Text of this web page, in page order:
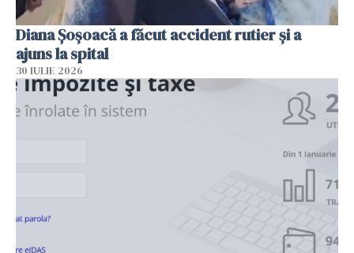
Diana Șoșoacă a făcut accident rutier și a
ajuns la spital
30 IULIE 2026